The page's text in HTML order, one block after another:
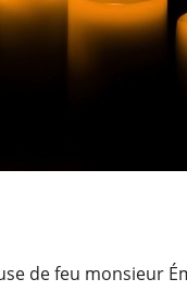
de feu monsieur